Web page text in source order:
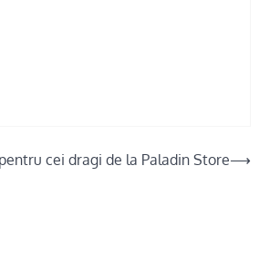
cei dragi de la Paladin Store⟶